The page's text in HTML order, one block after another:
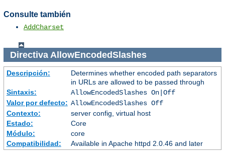
Consulte también
AddCharset
Directiva AllowEncodedSlashes
Descripción:
Determines whether encoded path separators
in URLs are allowed to be passed through
Sintaxis:
AllowEncodedSlashes On|Off
Valor por defecto: AllowEncodedSlashes Off
Contexto:
server config, virtual host
Estado:
Core
Módulo:
core
Compatibilidad:
Available in Apache httpd 2.0.46 and later